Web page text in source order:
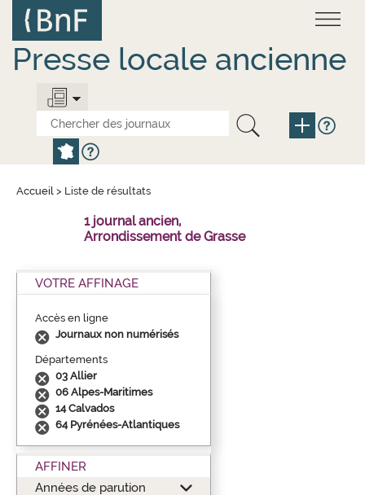
contenu
principal
Presse locale ancienne
Accueil > Liste de résultats
1 journal ancien,
Arrondissement de Grasse
VOTRE AFFINAGE
Accès en ligne
Journaux non numérisés
Départements
03 Allier
06 Alpes-Maritimes
14 Calvados
64 Pyrénées-Atlantiques
AFFINER
Années de parution
Panneau de gestion des cookies